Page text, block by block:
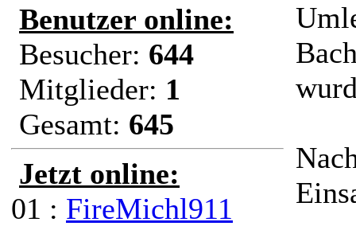
Benutzer online:
Besucher: 644
Mitglieder: 1
Gesamt: 645
Jetzt online:
01 : FireMichl911